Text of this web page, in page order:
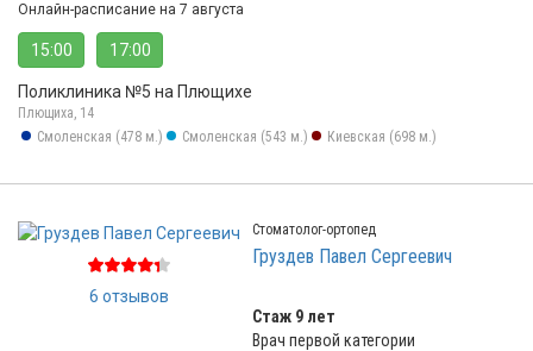
Онлайн-расписание на 7 августа
15:00 17:00
Поликлиника №5 на Плющихе
Плющиха, 14
Смоленская (478 м.)
Смоленская (543 м.) Киевская (698 м.)
6 отзывов
Стоматолог-ортопед
Груздев Павел Сергеевич
Стаж 9 лет
Врач первой категории